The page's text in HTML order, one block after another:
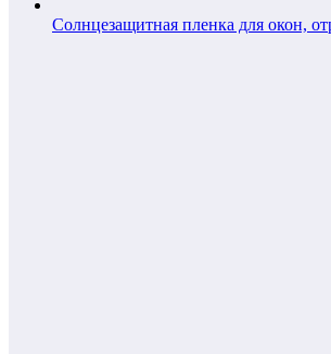
Солнцезащитная пленка для окон,